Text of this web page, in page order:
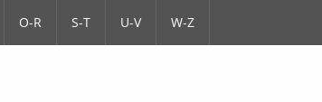
O-R S-T U-V W-Z